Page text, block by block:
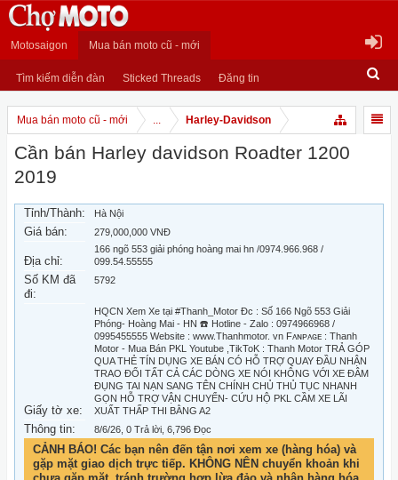
Motosaigon Mua bán moto cũ - mới
Tìm kiếm diễn đàn Sticked Threads Đăng tin
Mua bán moto cũ - mới ... Harley-Davidson
Cần bán Harley davidson Roadter 1200
2019
Tỉnh/Thành: Hà Nội
Giá bán: 279,000,000 VNĐ
Địa chỉ:
166 ngõ 553 giải phóng hoàng mai hn /0974.966.968 /
099.54.55555
Số KM đã
đi:
5792
Giấy tờ xe:
HQCN Xem Xe tại #Thanh_Motor Đc : Số 166 Ngõ 553 Giải
Phóng- Hoàng Mai - HN ☎️ Hotline - Zalo : 0974966968 /
0995455555 Website : www.Thanhmotor. vn Fᴀɴᴘᴀɢᴇ : Thanh
Motor - Mua Bán PKL Youtube ,TikToK : Thanh Motor TRẢ GÓP
QUA THẺ TÍN DỤNG XE BÁN CÓ HỖ TRỢ QUAY ĐẦU NHẬN
TRAO ĐỔI TẤT CẢ CÁC DÒNG XE NÓI KHÔNG VỚI XE ĐÂM
ĐỤNG TAI NẠN SANG TÊN CHÍNH CHỦ THỦ TỤC NHANH
GỌN HỖ TRỢ VẬN CHUYỂN- CỨU HỘ PKL CẦM XE LÃI
XUẤT THẤP THI BẰNG A2
Thông tin: 8/6/26 , 0 Trả lời, 6,796 Đọc
CẢNH BÁO! Các bạn nên đến tận nơi xem xe (hàng hóa) và
gặp mặt giao dịch trực tiếp. KHÔNG NÊN chuyển khoản khi